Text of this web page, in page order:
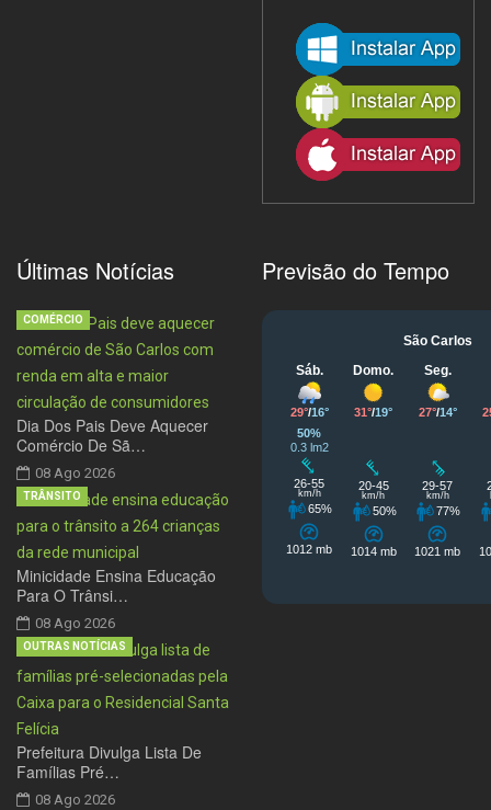
Últimas Notícias
Dia Dos Pais Deve Aquecer
Comércio De Sã…
08 Ago 2026
COMÉRCIO
Minicidade Ensina Educação
Para O Trânsi…
08 Ago 2026
TRÂNSITO
Prefeitura Divulga Lista De
Famílias Pré…
08 Ago 2026
OUTRAS NOTÍCIAS
Previsão do Tempo